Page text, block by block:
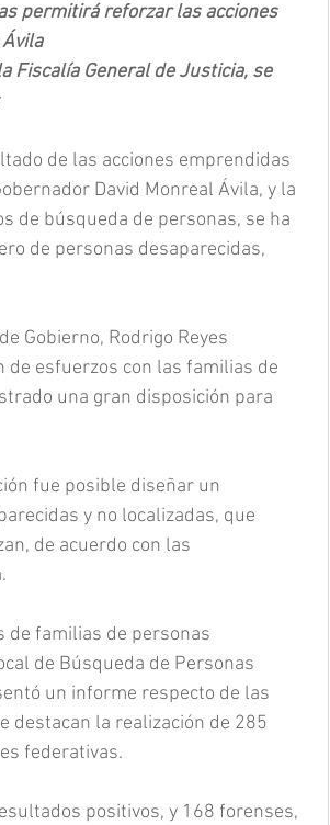
permitirá reforzar las acciones
Fiscalía General de Justicia, se
de las acciones emprendidas
David Monreal Ávila, y la
de búsqueda de personas, se ha
de personas desaparecidas,
Gobierno, Rodrigo Reyes
de esfuerzos con las familias de
una gran disposición para
fue posible diseñar un
y no localizadas, que
de acuerdo con las
de familias de personas
de Búsqueda de Personas
un informe respecto de las
destacan la realización de 285
federativas.
positivos, y 168 forenses,